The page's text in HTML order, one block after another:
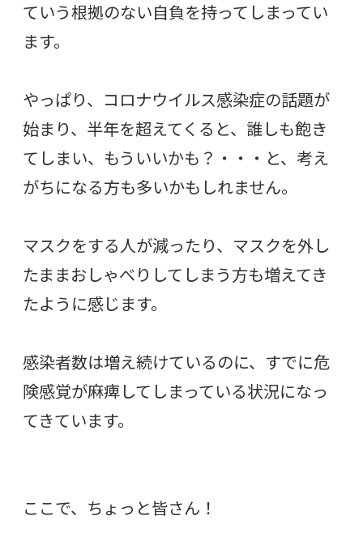
ていう根拠のない自負を持ってしまってい
ます。
やっぱり、コロナウイルス感染症の話題が
始まり、半年を超えてくると、誰しも飽き
てしまい、もういいかも？・・・と、考え
がちになる方も多いかもしれません。
マスクをする人が減ったり、マスクを外し
たままおしゃべりしてしまう方も増えてき
たように感じます。
感染者数は増え続けているのに、すでに危
険感覚が麻痺してしまっている状況になっ
てきています。
ここで、ちょっと皆さん！